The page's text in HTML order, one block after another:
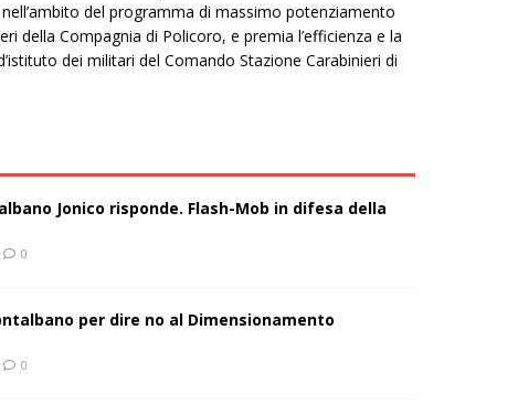
del programma di massimo potenziamento
della Compagnia di Policoro, e premia l’efficienza e la
dei militari del Comando Stazione Carabinieri di
Jonico risponde. Flash-Mob in difesa della
0
per dire no al Dimensionamento
0